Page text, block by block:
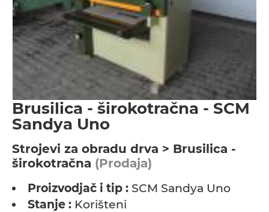
Brusilica - širokotračna - SCM
Sandya Uno
Strojevi za obradu drva > Brusilica -
širokotračna (Prodaja)
Proizvodjač i tip : SCM Sandya Uno
Stanje : Korišteni